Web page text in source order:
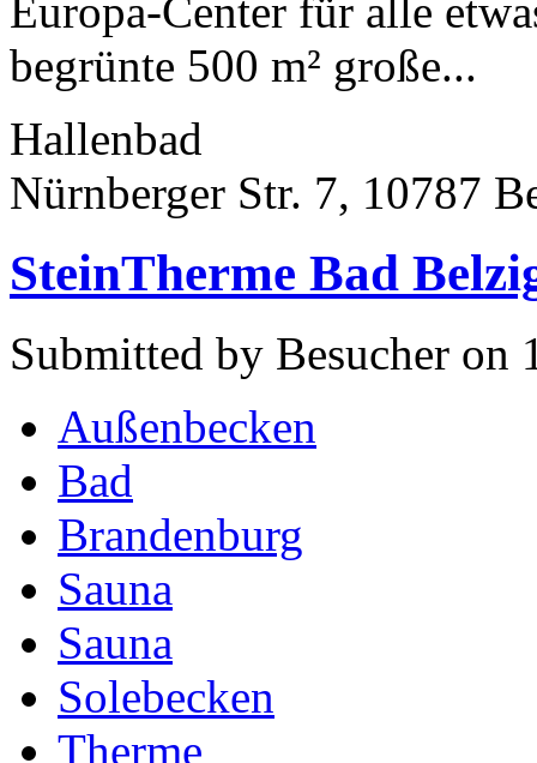
Europa-Center für alle
begrünte 500 m² große...
Hallenbad
Nürnberger Str. 7, 10787
SteinTherme Bad
Submitted by Besucher on
Außenbecken
Bad
Brandenburg
Sauna
Sauna
Solebecken
Therme